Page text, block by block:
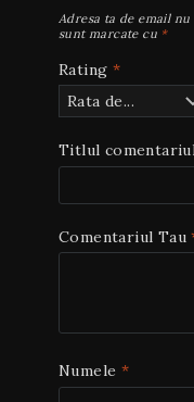
Adresa ta de email
sunt marcate cu *
Rating *
Titlul
Comentariul Tau
Numele *